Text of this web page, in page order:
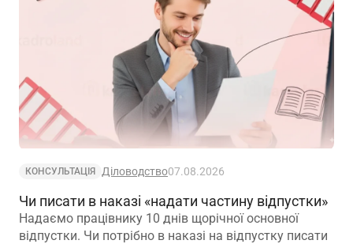
КОНСУЛЬТАЦІЯ Діловодство07.08.2026
Чи писати в наказі «надати частину відпустки»
Надаємо працівнику 10 днів щорічної основної
відпустки. Чи потрібно в наказі на відпустку писати